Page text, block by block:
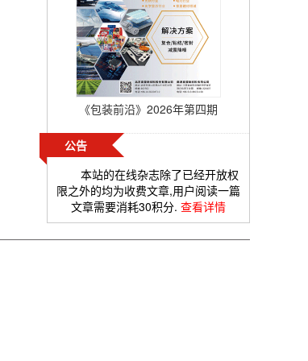
《包装前沿》2026年第四期
公告
本站的在线杂志除了已经开放权
限之外的均为收费文章,用户阅读一篇
文章需要消耗30积分. 查看详情